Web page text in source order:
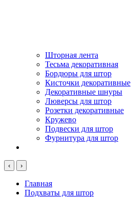
Шторная лента
Тесьма декоративная
Бордюры для штор
Кисточки декоративные
Декоративные шнуры
Люверсы для штор
Розетки декоративные
Кружево
Подвески для штор
Фурнитура для штор
‹ ›
Главная
Подхваты для штор